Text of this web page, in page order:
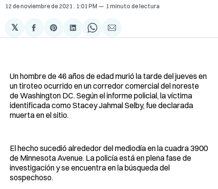
12 de noviembre de 2021 . 1:01 PM 1 minuto de lectura
𝕏
Compartir
en
Share
on
Compartir
en
Share
on
Compartir
via
Un hombre de 46 años de edad murió la tarde del jueves en
un tiroteo ocurrido en un corredor comercial del noreste
de Washington DC. Según el informe policial, la víctima
identificada como Stacey Jahmal Selby, fue declarada
muerta en el sitio.
El hecho sucedió alrededor del mediodía en la cuadra 3900
de Minnesota Avenue. La policía está en plena fase de
investigación y se encuentra en la búsqueda del
sospechoso.